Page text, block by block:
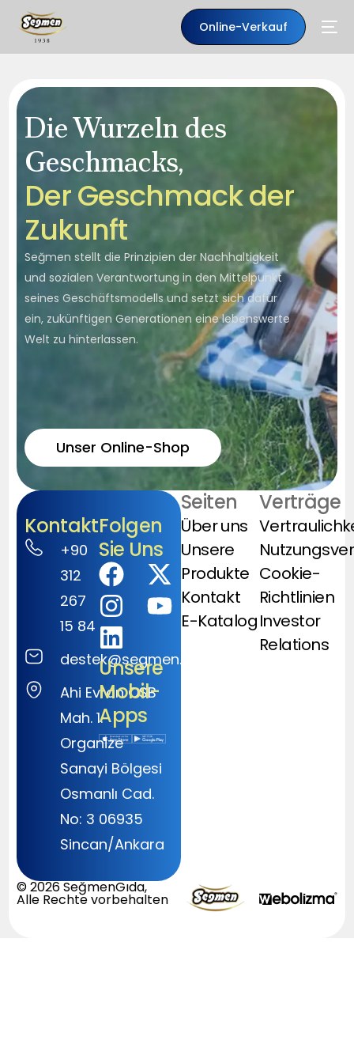
Online-Verkauf
Die Wurzeln des
Geschmacks,
DerGeschmackder
Zukunft
Seğmen stellt die Prinzipien der Nachhaltigkeit
und sozialen Verantwortung in den Mittelpunkt
seines Geschäftsmodells und setzt sich dafür
ein, zukünftigen Generationen eine lebenswerte
Welt zu hinterlassen.
Unser Online-Shop
Kontakt
+90
312
267
15 84
destek@segmen.com.tr
Ahi Evran OSB
Mah. 1.
Organize
Sanayi Bölgesi
Osmanlı Cad.
No: 3 06935
Sincan/Ankara
Folgen
Sie Uns
Unsere
Mobil-
Apps
Seiten
Über uns
Unsere
Produkte
Kontakt
E-Katalog
Verträge
Cookie-
Richtlinien
Investor
Relations
© 2026 SeğmenGıda,
Alle Rechte vorbehalten
DE